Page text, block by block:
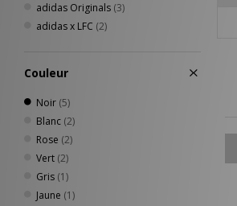
adidas Originals (3)
adidas x LFC (2)
Couleur
Noir (5)
Blanc (2)
Rose (2)
Vert (2)
Gris (1)
Jaune (1)